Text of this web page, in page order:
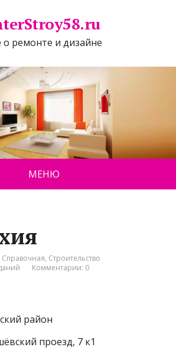
о ремонте и дизайне
МЕНЮ
Справочная, Строительство
Комментарии: 0
район
проезд, 7 к1